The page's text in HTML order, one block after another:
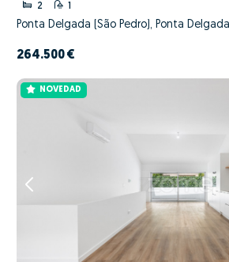
2 1
Ponta Delgada (São Pedro), Ponta
264.500 €
NOVEDAD